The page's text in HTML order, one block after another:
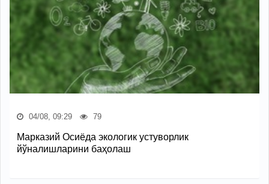
04/08, 09:29 79
Марказий Осиёда экологик устуворлик
йўналишларини баҳолаш